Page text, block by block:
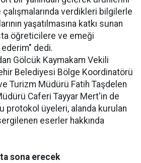
verdikleri bilgilerle
yaşatılmasına katkı sunan
öğreticilere ve emeği
dedi.
Gölcük Kaymakam Vekili
Belediyesi Bölge Koordinatörü
Turizm Müdürü Fatih Taşdelen
Caferi Tayyar Mert'in de
protokol üyeleri, alanda kurulan
eserler hakkında
sona erecek